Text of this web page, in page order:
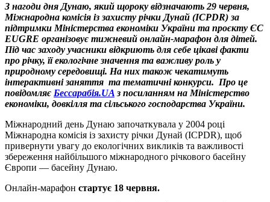
З нагоди дня Дунаю, який щороку відзначають 29 червня,
Міжнародна комісія із захисту річки Дунай (ICPDR) за
підтримки Міністерства економіки України та проєкту ЄС
EUGRE організовує тижневий онлайн-марафон для дітей.
Під час заходу учасники відкриють для себе цікаві факти
про річку, її екологічне значення та важливу роль у
природному середовищі. На них також чекатимуть
інтерактивні заняття та тематичні конкурси. Про це
повідомляє Бессарабія.UA з посиланням на Міністерство
економіки, довкілля та сільського господарства України.
Міжнародний день Дунаю започаткувала у 2004 році
Міжнародна комісія із захисту річки Дунай (ICPDR), щоб
привернути увагу до екологічних викликів та важливості
збереження найбільшого міжнародного річкового басейну
Європи — басейну Дунаю.
Онлайн-марафон стартує 18 червня.